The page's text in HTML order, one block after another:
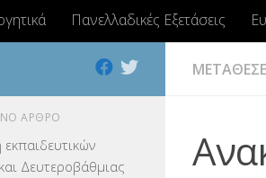
Πανελλαδικές Εξετάσεις
ΆΡΘΡΟ
Δευτεροβάθμιας